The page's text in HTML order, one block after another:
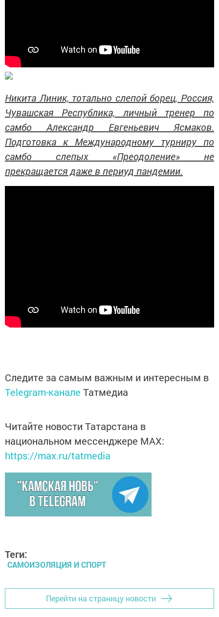
Никита Линик, тотально слепой борец, Россия,
Чувашская Республика, личный тренер по
самбо Александр Евгеньевич Ясмаков.
Подготовка к Международному турниру по
самбо слепых «Преодоление» не
прекращается даже в периуд пандемии.
Следите за самым важным и интересным в
Telegram-канале Татмедиа
Читайте новости Татарстана в
национальном мессенджере MАХ:
https://max.ru/tatmedia
Теги:
САМОИЗОЛЯЦИЯ И СПОРТ
Перейти на страницу новости